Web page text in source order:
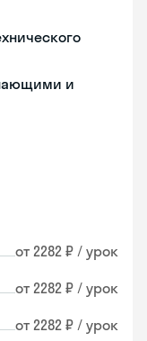
и
от 2282 ₽ / урок
от 2282 ₽ / урок
от 2282 ₽ / урок